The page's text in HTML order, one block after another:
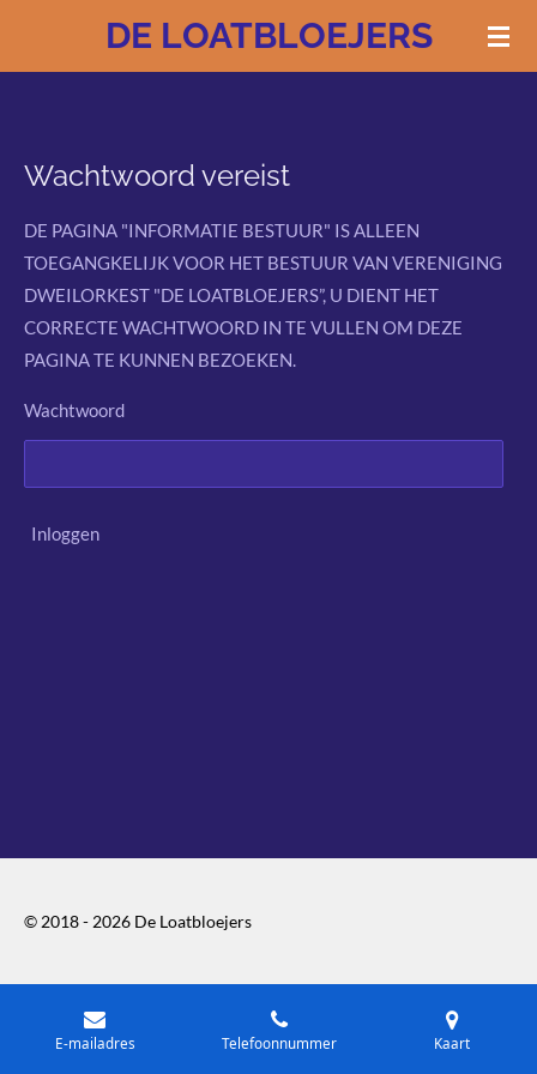
DE LOATBLOEJERS
Wachtwoord vereist
DE PAGINA "INFORMATIE BESTUUR" IS ALLEEN
TOEGANGKELIJK VOOR HET BESTUUR VAN VERENIGING
DWEILORKEST "DE LOATBLOEJERS”, U DIENT HET
CORRECTE WACHTWOORD IN TE VULLEN OM DEZE
PAGINA TE KUNNEN BEZOEKEN.
Wachtwoord
Inloggen
© 2018 - 2026 De Loatbloejers
E-mailadres Telefoonnummer Kaart